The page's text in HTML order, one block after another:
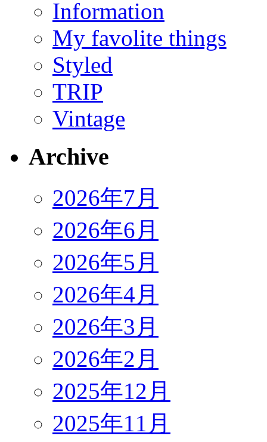
Information
My favolite things
Styled
TRIP
Vintage
Archive
2026年7月
2026年6月
2026年5月
2026年4月
2026年3月
2026年2月
2025年12月
2025年11月